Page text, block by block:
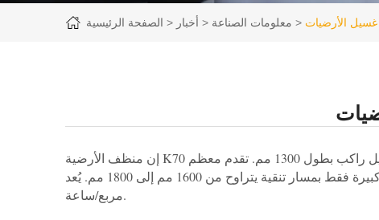
الصفحة الرئيسية أخبار معلومات الصناعة
إن منظف الأرضية K70 الذي يمكن ركوبه سيغير قواعد اللعبة! إنه يوفر إمكانية التنقل خلف الوحدة وراحة الراكب. لم يسبق أن كان هناك جهاز غسيل راكب بطول 1300 مم. تقدم معظم
الشركات المصنعة دائمًا آلات كبيرة فقط بمسار تنقية يتراوح من 1600 مم إلى 1800 مم. يُعد K70 رائعًا لمناطق الغسل المتوسطة والكبيرة الحجم حيث يمكنه تنظيف ما يصل إلى 4000 متر
مربع/ساعة.